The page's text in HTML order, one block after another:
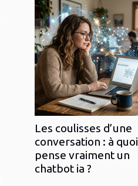
Les coulisses d’une
conversation : à quoi
pense vraiment un
chatbot ia ?